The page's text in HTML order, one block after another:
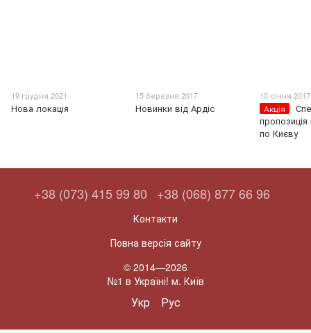
19 грудня 2021
Нова локація
15 березня 2017
Новинки від Ардіс
10 січня 2017
Акція
по Києву
+38 (073) 415 99 80 +38 (068) 877 66 96
Контакти
Повна версія сайту
© 2014—2026
№1 в Україні! м. Київ
Укр Рус